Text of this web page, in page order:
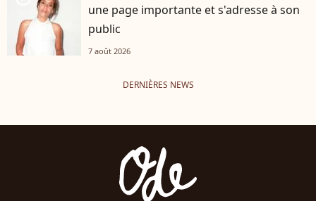
une page importante et s'adresse à son
public
7 août 2026
DERNIÈRES NEWS